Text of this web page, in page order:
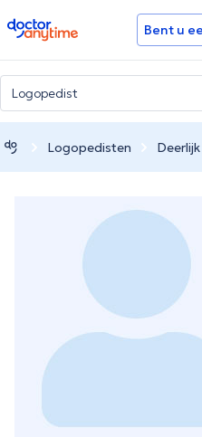
doctoranytime Bent u
Logopedisten Deerlijk